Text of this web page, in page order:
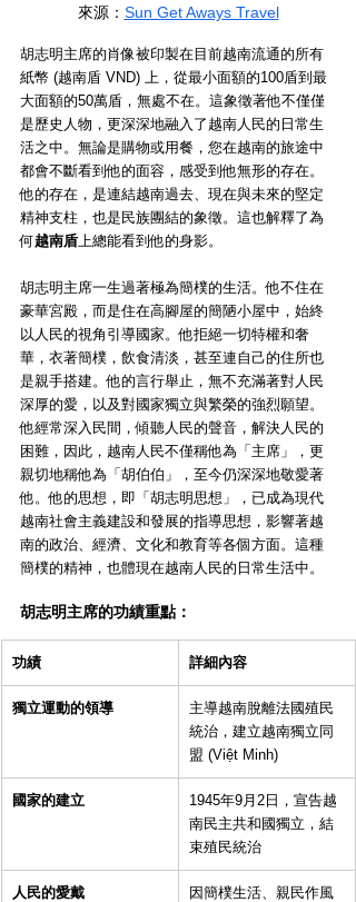
來源： Sun Get Aways Travel
胡志明主席的肖像被印製在目前越南流通的所有
紙幣 (越南盾 VND) 上，從最小面額的100盾到最
大面額的50萬盾，無處不在。這象徵著他不僅僅
是歷史人物，更深深地融入了越南人民的日常生
活之中。無論是購物或用餐，您在越南的旅途中
都會不斷看到他的面容，感受到他無形的存在。
他的存在，是連結越南過去、現在與未來的堅定
精神支柱，也是民族團結的象徵。這也解釋了為
何越南盾上總能看到他的身影。
胡志明主席一生過著極為簡樸的生活。他不住在
豪華宮殿，而是住在高腳屋的簡陋小屋中，始終
以人民的視角引導國家。他拒絕一切特權和奢
華，衣著簡樸，飲食清淡，甚至連自己的住所也
是親手搭建。他的言行舉止，無不充滿著對人民
深厚的愛，以及對國家獨立與繁榮的強烈願望。
他經常深入民間，傾聽人民的聲音，解決人民的
困難，因此，越南人民不僅稱他為「主席」，更
親切地稱他為「胡伯伯」，至今仍深深地敬愛著
他。他的思想，即「胡志明思想」，已成為現代
越南社會主義建設和發展的指導思想，影響著越
南的政治、經濟、文化和教育等各個方面。這種
簡樸的精神，也體現在越南人民的日常生活中。
胡志明主席的功績重點：
功績 詳細內容
獨立運動的領導
主導越南脫離法國殖民
統治，建立越南獨立同
盟 (Việt Minh)
國家的建立
1945年9月2日，宣告越
南民主共和國獨立，結
束殖民統治
人民的愛戴
因簡樸生活、親民作風